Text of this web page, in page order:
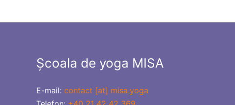
Școala de yoga MISA
E-mail: contact [at] misa.yoga